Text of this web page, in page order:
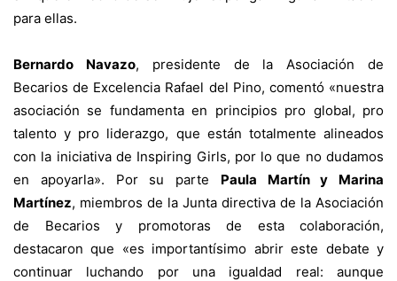
para ellas.
Bernardo Navazo, presidente de la Asociación de
Becarios de Excelencia Rafael del Pino, comentó «nuestra
asociación se fundamenta en principios pro global, pro
talento y pro liderazgo, que están totalmente alineados
con la iniciativa de Inspiring Girls, por lo que no dudamos
en apoyarla». Por su parte Paula Martín y Marina
Martínez, miembros de la Junta directiva de la Asociación
de Becarios y promotoras de esta colaboración,
destacaron que «es importantísimo abrir este debate y
continuar luchando por una igualdad real: aunque